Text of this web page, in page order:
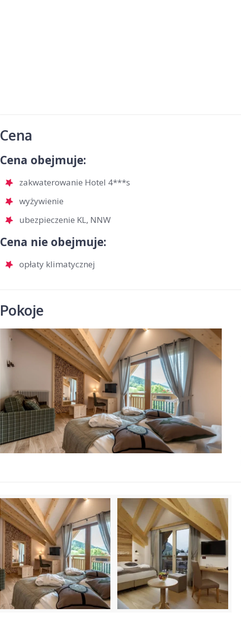
Cena
Cena obejmuje:
zakwaterowanie Hotel 4***s
wyżywienie
ubezpieczenie KL, NNW
Cena nie obejmuje:
opłaty klimatycznej
Pokoje